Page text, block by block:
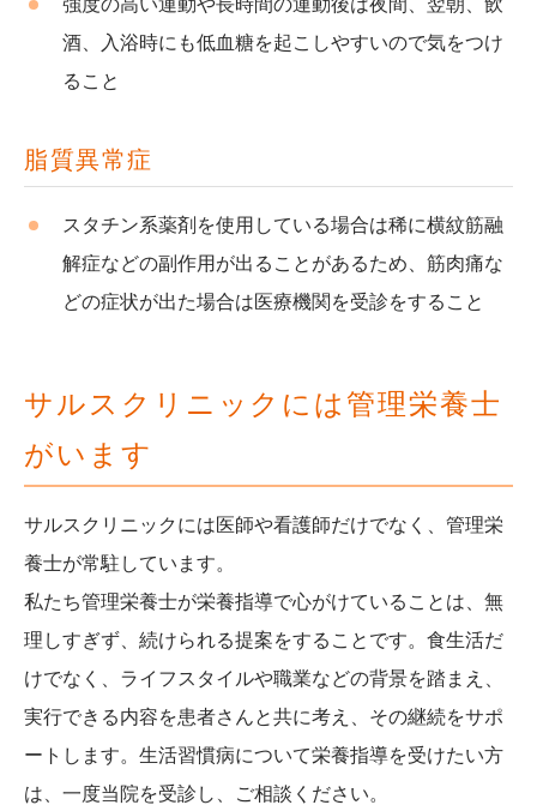
強度の高い運動や長時間の運動後は夜間、翌朝、飲
酒、入浴時にも低血糖を起こしやすいので気をつけ
ること
脂質異常症
スタチン系薬剤を使用している場合は稀に横紋筋融
解症などの副作用が出ることがあるため、筋肉痛な
どの症状が出た場合は医療機関を受診をすること
サルスクリニックには管理栄養士
がいます
サルスクリニックには医師や看護師だけでなく、管理栄
養士が常駐しています。
私たち管理栄養士が栄養指導で心がけていることは、無
理しすぎず、続けられる提案をすることです。食生活だ
けでなく、ライフスタイルや職業などの背景を踏まえ、
実行できる内容を患者さんと共に考え、その継続をサポ
ートします。生活習慣病について栄養指導を受けたい方
は、一度当院を受診し、ご相談ください。